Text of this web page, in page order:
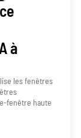
à
les fenêtres
fenêtre haute